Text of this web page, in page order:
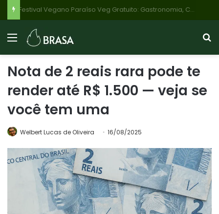
Nota de 2 reais rara pode te
render até R$ 1.500 — veja se
você tem uma
Welbert Lucas de Oliveira 16/08/2025